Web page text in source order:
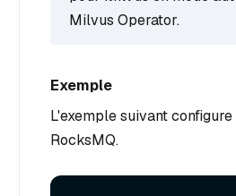
Milvus Operator.
Exemple
L'exemple suivant
RocksMQ.